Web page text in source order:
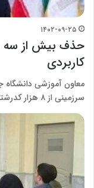
۱۴۰۲-۰۹-۲۵
حذف بیش از سه
کاربردی
معاون آموزشی
سرزمینی از ۸ هزار کدرشته در این دانشگاه، بیش…